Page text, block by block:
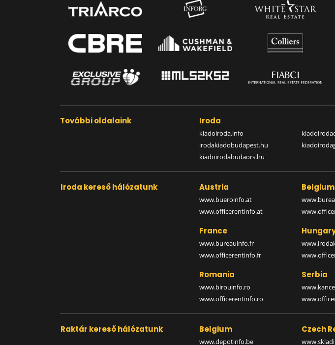
További oldalaink Iroda
kiadoiroda.info
irodakiadobudapest.hu
kiadoirodabudaors.hu
Iroda kereső hálózatunk Austria
www.bueroinfo.at
www.officerentinfo.at
Belgium
France
www.bureauinfo.fr
www.officerentinfo.fr
Romania
www.birouinfo.ro
www.officerentinfo.ro
Serbia
Raktár kereső hálózatunk Belgium
www.depotinfo.be
Czech